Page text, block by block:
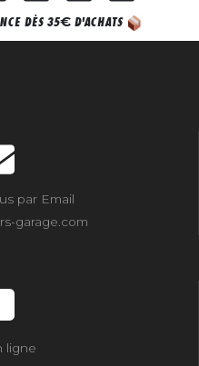
DÈS 35€ D'ACHATS
par Email
garage.com
ligne